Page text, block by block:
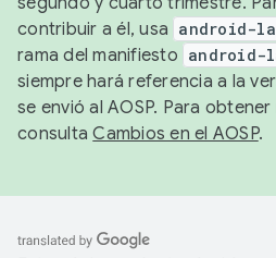
contribuir a él, usa android-
rama del manifiesto android-
siempre hará referencia a la
se envió al AOSP. Para
consultaCambios en el AOSP.